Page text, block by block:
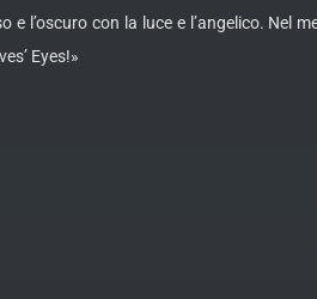
con la luce e l’angelico. Nel
Eyes!»